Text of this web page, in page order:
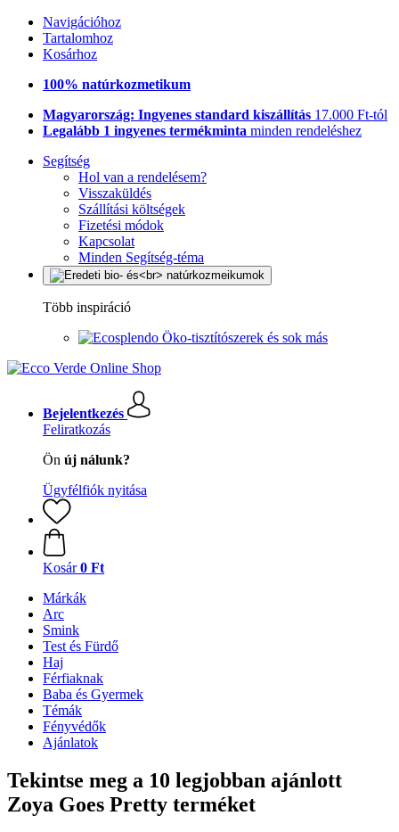
Navigációhoz
Tartalomhoz
Kosárhoz
100% natúrkozmetikum
Magyarország: Ingyenes standard kiszállítás 17.000 Ft-tól
Legalább 1 ingyenes termékminta minden rendeléshez
Segítség
Hol van a rendelésem?
Visszaküldés
Szállítási költségek
Fizetési módok
Kapcsolat
Minden Segítség-téma
Több inspiráció
Öko-tisztítószerek és sok más
Bejelentkezés
Feliratkozás
Ön új nálunk?
Ügyfélfiók nyitása
Kosár 0 Ft
Márkák
Arc
Smink
Test és Fürdő
Haj
Férfiaknak
Baba és Gyermek
Témák
Fényvédők
Ajánlatok
Tekintse meg a 10 legjobban ajánlott
Zoya Goes Pretty terméket